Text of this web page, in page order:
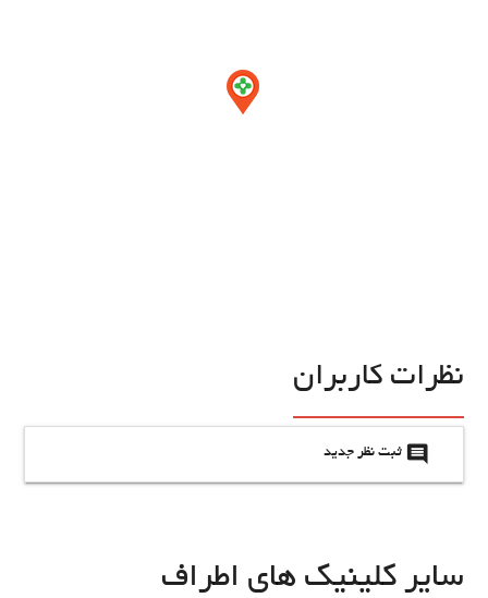
نظرات کاربران
insert_comment ثبت نظر جدید
سایر کلینیک های اطراف